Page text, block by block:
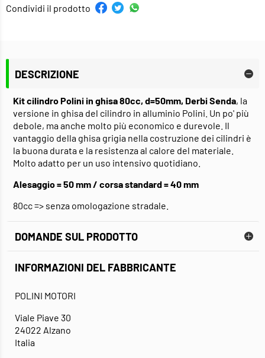
Condividi il prodotto
DESCRIZIONE
Kit cilindro Polini in ghisa 80cc, d=50mm, Derbi Senda, la
versione in ghisa del cilindro in alluminio Polini. Un po' più
debole, ma anche molto più economico e durevole. Il
vantaggio della ghisa grigia nella costruzione dei cilindri è
la buona durata e la resistenza al calore del materiale.
Molto adatto per un uso intensivo quotidiano.
Alesaggio = 50 mm / corsa standard = 40 mm
80cc => senza omologazione stradale.
DOMANDE SUL PRODOTTO
INFORMAZIONI DEL FABBRICANTE
POLINI MOTORI
Viale Piave 30
24022 Alzano
Italia